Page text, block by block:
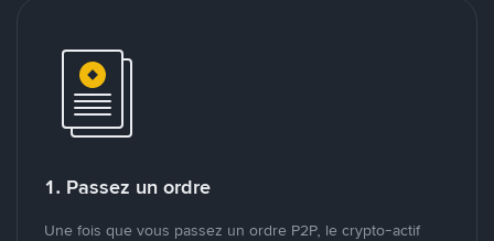
1. Passez un ordre
Une fois que vous passez un ordre P2P, le crypto-actif